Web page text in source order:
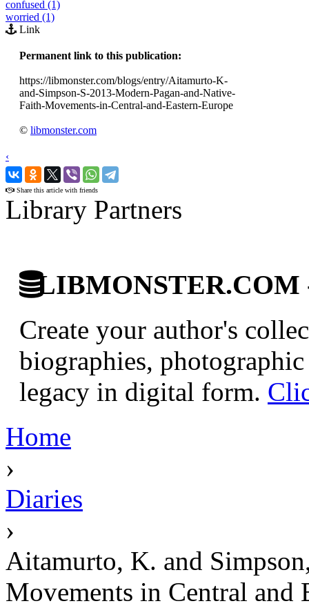
confused (1)
worried (1)
Link
Permanent link to this publication:
https://libmonster.com/blogs/entry/Aitamurto-K-
and-Simpson-S-2013-Modern-Pagan-and-Native-
Faith-Movements-in-Central-and-Eastern-Europe
© libmonster.com
‹
›
Share this article with friends
Library Partners
LIBMONSTER.COM
Create your author's
biographies,
legacy in digital form.
Home
›
Diaries
›
Aitamurto, K. and
Movements in Central and